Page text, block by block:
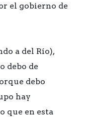
el gobierno de
a del Río),
debo de
debo
hay
que en esta